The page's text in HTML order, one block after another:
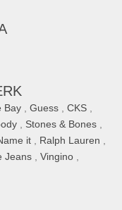
Bay , Guess , CKS ,
, Stones & Bones ,
it , Ralph Lauren ,
Jeans , Vingino ,